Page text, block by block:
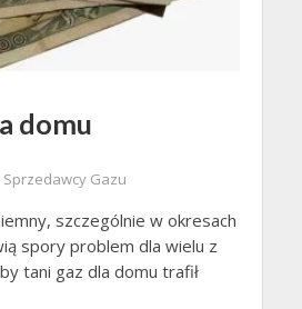
domu
Gazu
szczególnie w okresach
spory problem dla wielu z
tani gaz dla domu trafił